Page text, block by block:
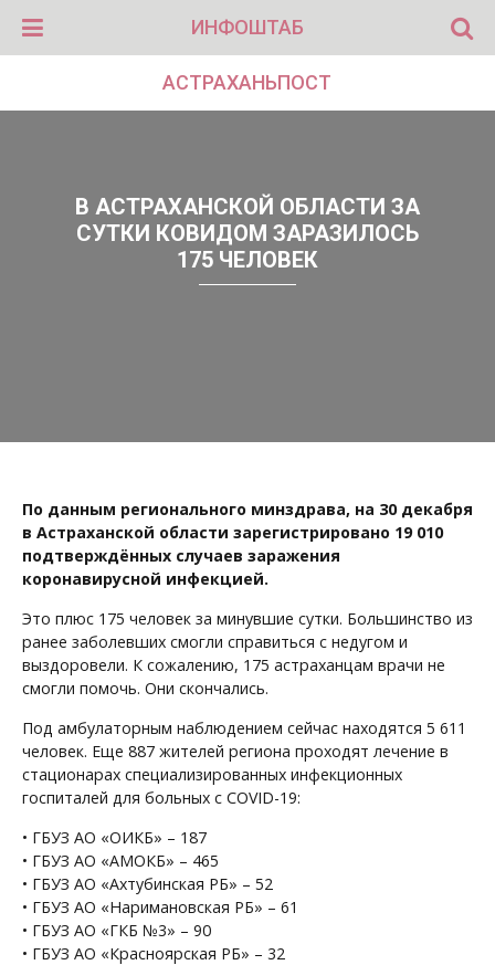
ИНФОШТАБ
АСТРАХАНЬПОСТ
В АСТРАХАНСКОЙ ОБЛАСТИ ЗА
СУТКИ КОВИДОМ ЗАРАЗИЛОСЬ
175 ЧЕЛОВЕК
По данным регионального минздрава, на 30 декабря
в Астраханской области зарегистрировано 19 010
подтверждённых случаев заражения
коронавирусной инфекцией.
Это плюс 175 человек за минувшие сутки. Большинство из
ранее заболевших смогли справиться с недугом и
выздоровели. К сожалению, 175 астраханцам врачи не
смогли помочь. Они скончались.
Под амбулаторным наблюдением сейчас находятся 5 611
человек. Еще 887 жителей региона проходят лечение в
стационарах специализированных инфекционных
госпиталей для больных с COVID-19:
• ГБУЗ АО «ОИКБ» – 187
• ГБУЗ АО «АМОКБ» – 465
• ГБУЗ АО «Ахтубинская РБ» – 52
• ГБУЗ АО «Наримановская РБ» – 61
• ГБУЗ АО «ГКБ №3» – 90
• ГБУЗ АО «Красноярская РБ» – 32